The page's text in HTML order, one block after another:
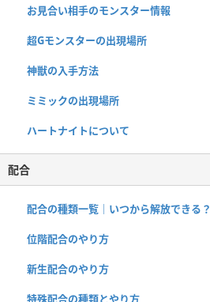
お見合い相手のモンスター情報
超Gモンスターの出現場所
神獣の入手方法
ミミックの出現場所
ハートナイトについて
配合
配合の種類一覧｜いつから解放できる？
位階配合のやり方
新生配合のやり方
特殊配合の種類とやり方